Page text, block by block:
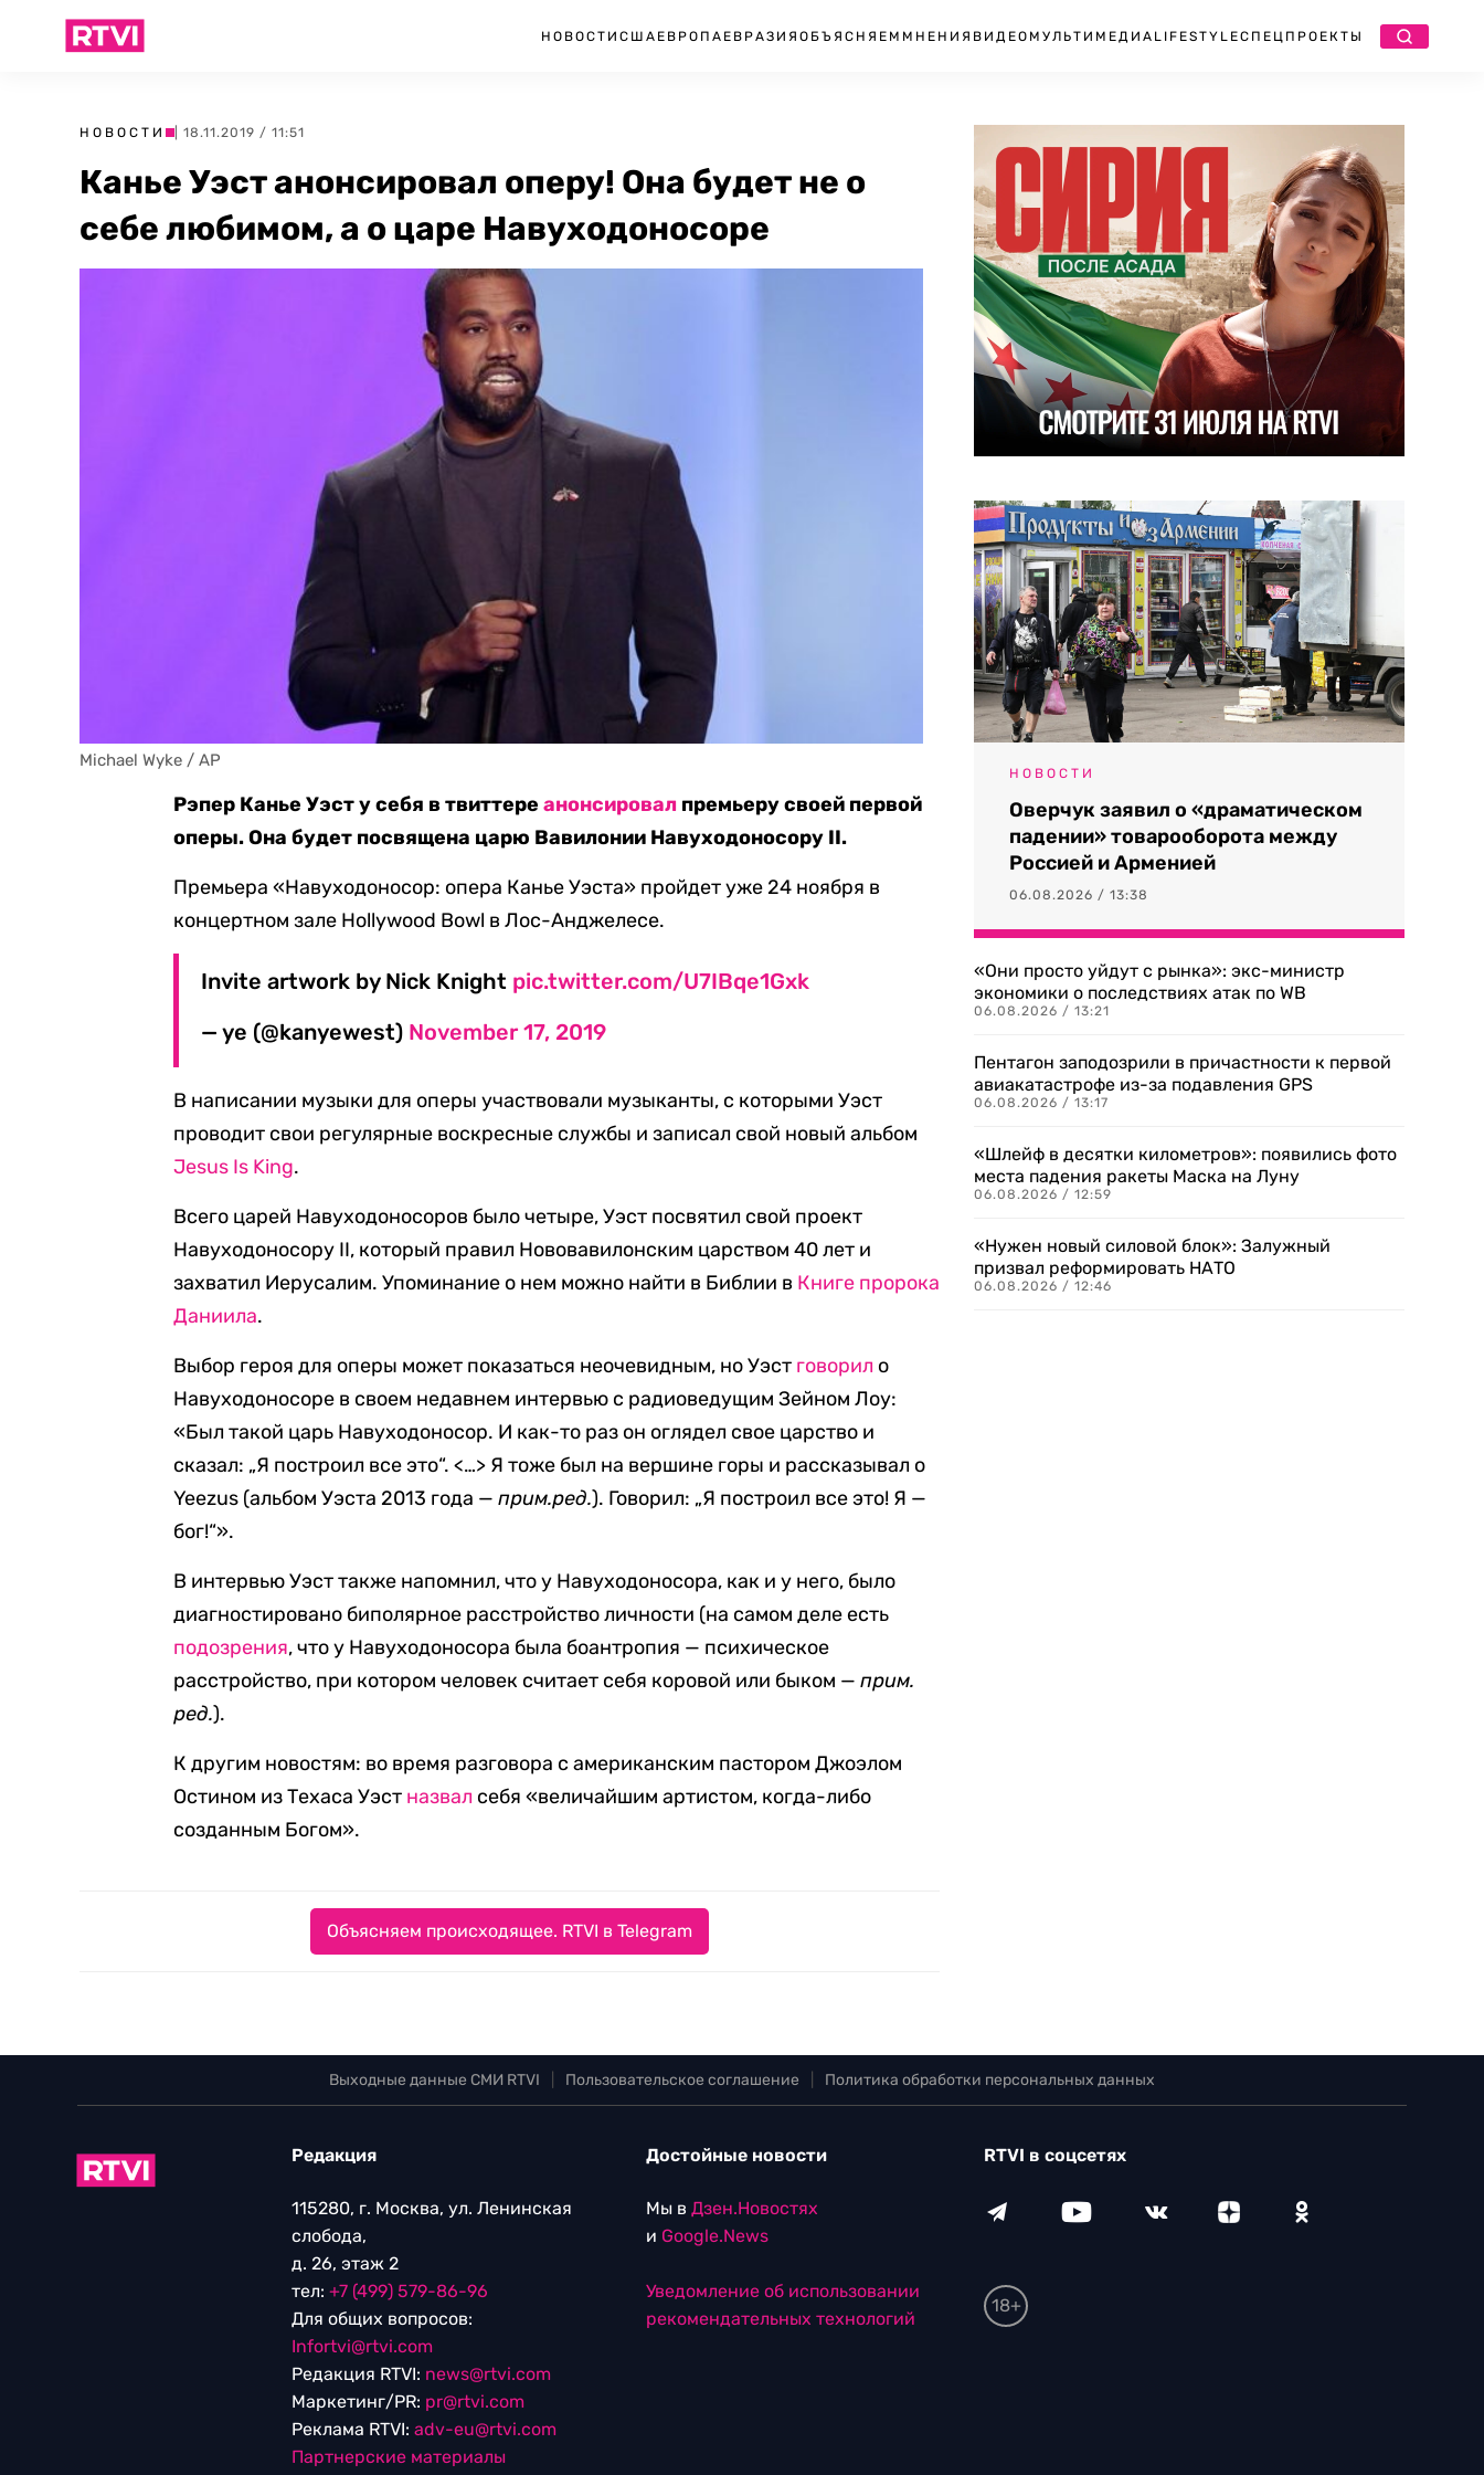
НОВОСТИ США ЕВРОПА ЕВРАЗИЯ ОБЪЯСНЯЕМ МНЕНИЯ ВИДЕО МУЛЬТИМЕДИА LIFESTYLEСПЕЦПРОЕКТЫ
НОВОСТИ | 18.11.2019 / 11:51
Канье Уэст анонсировал оперу! Она будет не о
себе любимом, а о царе Навуходоносоре
Michael Wyke / AP
Рэпер Канье Уэст у себя в твиттереанонсировал премьеру своей первой
оперы. Она будет посвящена царю Вавилонии Навуходоносору II.
Премьера «Навуходоносор: опера Канье Уэста» пройдет уже 24 ноября в
концертном зале Hollywood Bowl в Лос-Анджелесе.
Invite artwork by Nick Knight pic.twitter.com/U7IBqe1Gxk
— ye (@kanyewest) November 17, 2019
В написании музыки для оперы участвовали музыканты, с которыми Уэст
проводит свои регулярные воскресные службы и записал свой новый альбом
Jesus Is King.
Всего царей Навуходоносоров было четыре, Уэст посвятил свой проект
Навуходоносору II, который правил Нововавилонским царством 40 лет и
захватил Иерусалим. Упоминание о нем можно найти в Библии в Книге пророка
Даниила.
Выбор героя для оперы может показаться неочевидным, но Уэст говорил о
Навуходоносоре в своем недавнем интервью с радиоведущим Зейном Лоу:
«Был такой царь Навуходоносор. И как-то раз он оглядел свое царство и
сказал: „Я построил все это“. <…> Я тоже был на вершине горы и рассказывал о
Yeezus (альбом Уэста 2013 года —прим.ред.). Говорил: „Я построил все это! Я —
бог!“».
В интервью Уэст также напомнил, что у Навуходоносора, как и у него, было
диагностировано биполярное расстройство личности (на самом деле есть
подозрения, что у Навуходоносора была боантропия — психическое
расстройство, при котором человек считает себя коровой или быком —прим.
ред.).
К другим новостям: во время разговора с американским пастором Джоэлом
Остином из Техаса Уэст назвал себя «величайшим артистом, когда-либо
созданным Богом».
Объясняем происходящее. RTVI в Telegram
НОВОСТИ
Оверчук заявил о «драматическом
падении» товарооборота между
Россией и Арменией
06.08.2026 / 13:38
«Они просто уйдут с рынка»: экс-министр
экономики о последствиях атак по WB
06.08.2026 / 13:21
Пентагон заподозрили в причастности к первой
авиакатастрофе из-за подавления GPS
06.08.2026 / 13:17
«Шлейф в десятки километров»: появились фото
места падения ракеты Маска на Луну
06.08.2026 / 12:59
«Нужен новый силовой блок»: Залужный
призвал реформировать НАТО
06.08.2026 / 12:46
Выходные данные СМИ RTVI Пользовательское соглашение Политика обработки персональных данных
Редакция
115280, г. Москва, ул. Ленинская
слобода,
д. 26, этаж 2
тел: +7 (499) 579-86-96
Для общих вопросов:
Infortvi@rtvi.com
Редакция RTVI: news@rtvi.com
Маркетинг/PR: pr@rtvi.com
Реклама RTVI: adv-eu@rtvi.com
Партнерские материалы
Достойные новости
Мы в Дзен.Новостях
и Google.News
Уведомление об использовании
рекомендательных технологий
RTVI в соцсетях
18+